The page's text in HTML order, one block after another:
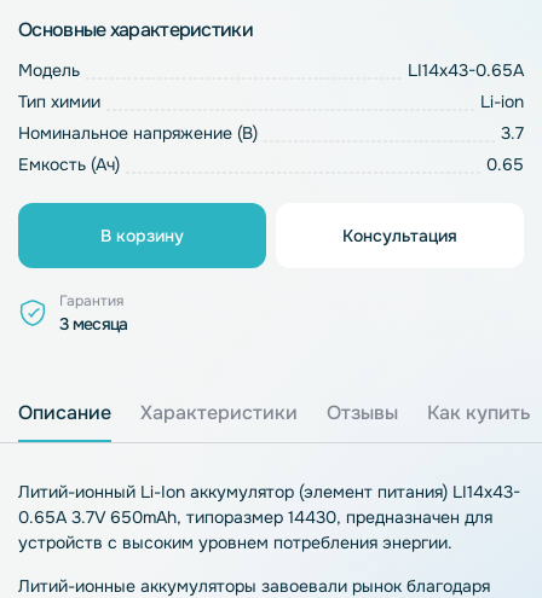
Основные характеристики
Модель
LI14х43-0.65A
Тип химии
Li-ion
Номинальное напряжение (В)
3.7
Емкость (Ач)
0.65
В корзину Консультация
Гарантия
3 месяца
Описание Характеристики Отзывы Как купить
Литий-ионный Li-Ion аккумулятор (элемент питания) LI14х43-
0.65A 3.7V 650mAh, типоразмер 14430, предназначен для
устройств с высоким уровнем потребления энергии.
Литий-ионные аккумуляторы завоевали рынок благодаря